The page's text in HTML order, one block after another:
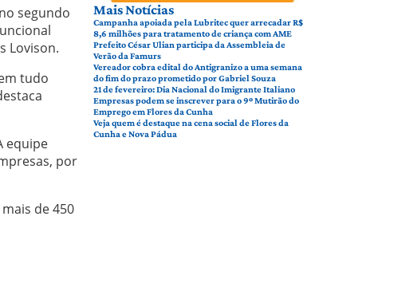
segundo
Lovison.
tudo
equipe
por
de 450
Mais Notícias
Campanha apoiada pela Lubritec quer arrecadar R$
8,6 milhões para tratamento de criança com AME
Prefeito César Ulian participa da Assembleia de
Verão da Famurs
Vereador cobra edital do Antigranizo a uma semana
do fim do prazo prometido por Gabriel Souza
21 de fevereiro: Dia Nacional do Imigrante Italiano
Empresas podem se inscrever para o 9º Mutirão do
Emprego em Flores da Cunha
Veja quem é destaque na cena social de Flores da
Cunha e Nova Pádua